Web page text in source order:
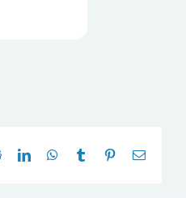
RedditLinkedInWhatsApp
Tumblr Pinterest
E-